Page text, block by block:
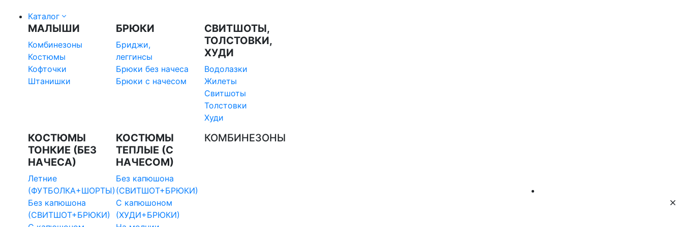
Каталог
МАЛЫШИ
Комбинезоны
Костюмы
Кофточки
Штанишки
БРЮКИ
Бриджи,
леггинсы
Брюки без начеса
Брюки с начесом
СВИТШОТЫ,
ТОЛСТОВКИ,
ХУДИ
Водолазки
Жилеты
Свитшоты
Толстовки
Худи
КОСТЮМЫ
ТОНКИЕ (БЕЗ
НАЧЕСА)
Летние
(ФУТБОЛКА+ШОРТЫ)
Без капюшона
(СВИТШОТ+БРЮКИ)
КОСТЮМЫ
ТЕПЛЫЕ (С
НАЧЕСОМ)
Без капюшона
(СВИТШОТ+БРЮКИ)
С капюшоном
(ХУДИ+БРЮКИ)
КОМБИНЕЗОНЫ